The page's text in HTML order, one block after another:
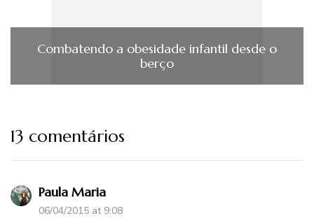
Combatendo a obesidade infantil desde o
berço
13 comentários
Paula Maria
06/04/2015 at 9:08